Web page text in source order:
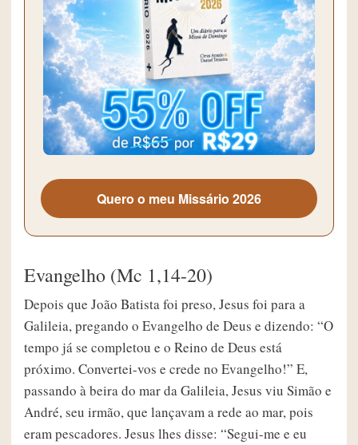
Quero o meu Missário 2026
Evangelho (Mc 1,14-20)
Depois que João Batista foi preso, Jesus foi para a
Galileia, pregando o Evangelho de Deus e dizendo: “O
tempo já se completou e o Reino de Deus está
próximo. Convertei-vos e crede no Evangelho!” E,
passando à beira do mar da Galileia, Jesus viu Simão e
André, seu irmão, que lançavam a rede ao mar, pois
eram pescadores. Jesus lhes disse: “Segui-me e eu